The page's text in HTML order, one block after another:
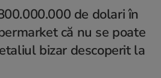
de dolari în
că nu se poate
bizar descoperit la